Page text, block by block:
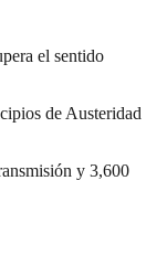
el sentido
de Austeridad
y 3,600